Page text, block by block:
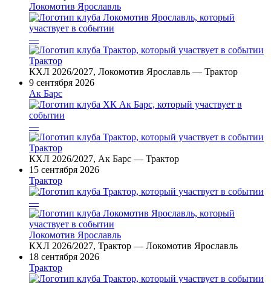
Локомотив Ярославль
—
Трактор
КХЛ 2026/2027, Локомотив Ярославль — Трактор
9 сентября 2026
Ак Барс
—
Трактор
КХЛ 2026/2027, Ак Барс — Трактор
15 сентября 2026
Трактор
—
Локомотив Ярославль
КХЛ 2026/2027, Трактор — Локомотив Ярославль
18 сентября 2026
Трактор